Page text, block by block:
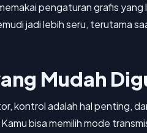
pengaturan grafis
jadi lebih seru, terutama
Mudah
kontrol adalah hal penting,
bisa memilih mode